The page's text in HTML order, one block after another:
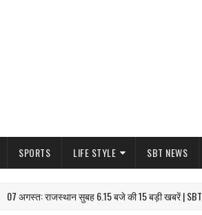
SPORTS LIFE STYLE SBT NEWS
राजस्थान सुबह 6.15 बजे की 15 बड़ी खबरें | SBT News